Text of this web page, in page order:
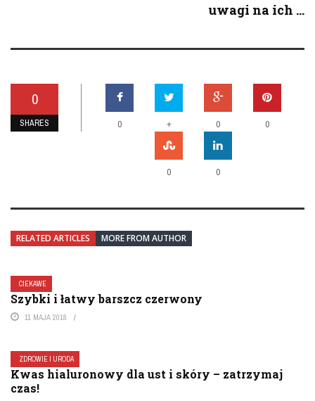
uwagi na ich ...
0
SHARES 0 + 0 0
0 0
RELATED ARTICLES MORE FROM AUTHOR
CIEKAWE
Szybki i łatwy barszcz czerwony
11 MAJA 2018
ZDROWIE I URODA
Kwas hialuronowy dla ust i skóry – zatrzymaj
czas!